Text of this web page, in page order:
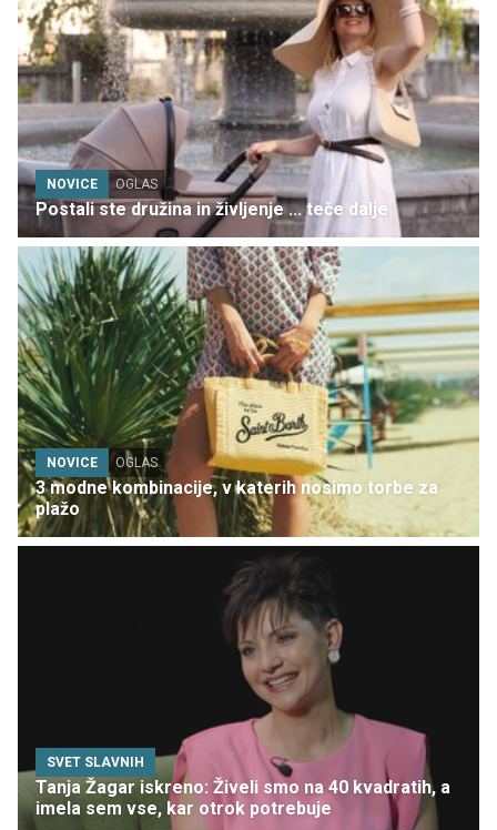
NOVICE OGLAS
Postali ste družina in življenje ... teče dalje
NOVICE OGLAS
3 modne kombinacije, v katerih nosimo torbe za
plažo
SVET SLAVNIH
Tanja Žagar iskreno: Živeli smo na 40 kvadratih, a
imela sem vse, kar otrok potrebuje